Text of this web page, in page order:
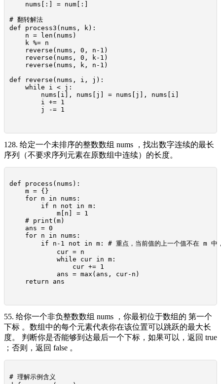
    nums[:] = num[:]
# 翻转解法
def process3(nums, k):
    n = len(nums)
    k %= n
    reverse(nums, 0, n-1)
    reverse(nums, 0, k-1)
    reverse(nums, k, n-1)
def reverse(nums, i, j):
    while i < j:
        nums[i], nums[j] = nums[j], nums[i]
        i += 1
        j -= 1
128. 给定一个未排序的整数数组 nums ，找出数字连续的最长
序列（不要求序列元素在原数组中连续）的长度。
def process(nums):
    m = {}
    for n in nums:
        if n not in m:
            m[n] = 1
    # print(m)
    ans = 0
    for n in nums:
if n-1 not in m: # 重点，当前值的上一个值不在 m 中
            cur = n
            while cur in m:
                cur += 1
            ans = max(ans, cur-n)
    return ans
55. 给你一个非负整数数组 nums ，你最初位于数组的 第一个
下标 。数组中的每个元素代表你在该位置可以跳跃的最大长
度。 判断你是否能够到达最后一个下标，如果可以，返回 true
；否则，返回 false 。
# 理解示例含义